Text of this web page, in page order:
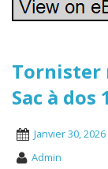
Tornister
Sac à dos
Janvier 30, 2026
Admin